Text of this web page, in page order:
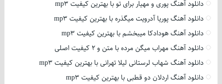
دانلود آهنگ پوری و مهیار برای تو با بهترین کیفیت mp3
دانلود آهنگ پوریا آدرویت میگذره با بهترین کیفیت mp3
دانلود آهنگ هودادکا میبخشم با بهترین کیفیت mp3
دانلود آهنگ مهراب میگن مرده با متن و 2 کیفیت اصلی
دانلود آهنگ شهاب لرستانی لیلا تهرانی با بهترین کیفیت mp3
دانلود آهنگ اردلان دو قطبی با بهترین کیفیت mp3